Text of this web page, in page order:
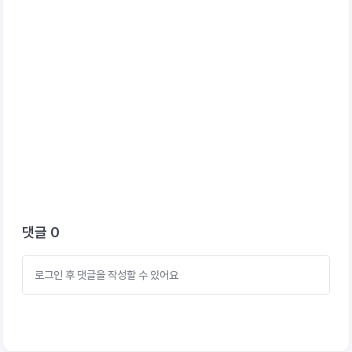
댓글 0
로그인 후 댓글을 작성할 수 있어요